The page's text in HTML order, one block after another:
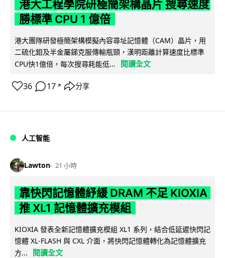
港大工程學院研極簡架構晶片 搜尋速度
勝標準 CPU 1 億倍
港大團隊研發極簡架構模擬內容尋址記憶體（CAM）晶片，用
二硫化鉬及半金屬銻克服傳輸瓶頸，漢明距離計算速度比標準
CPU快1億倍，每次搜尋耗能低...
閱讀全文
36 17 ↗ 分享
人工智能
Lawton 21 小時
靠快閃記憶體紓緩 DRAM 不足 KIOXIA
推 XL1 記憶體擴充模組
KIOXIA 發表全新記憶體擴充模組 XL1 系列，結合低延遲快閃記
憶體 XL-FLASH 與 CXL 介面，將快閃記憶體轉化為記憶體擴充
方...
閱讀全文